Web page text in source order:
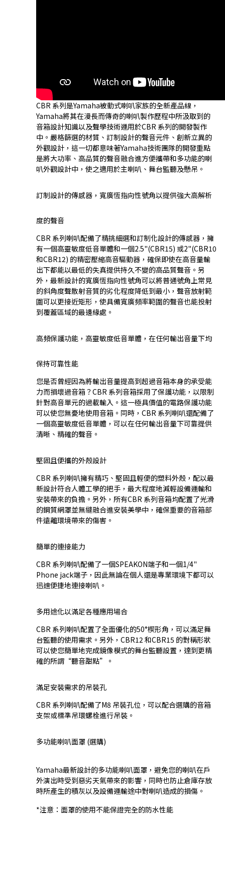
CBR 系列是Yamaha被動式喇叭家族的全新產品線，
Yamaha將其在漫長而傳奇的喇叭製作歷程中所汲取到的
音箱設計知識以及聲學技術運用於CBR 系列的開發製作
中。嚴格篩選的材質、訂制設計的聲音元件、創新立異的
外觀設計，這一切都意味著Yamaha技術團隊的開發重點
是將大功率、高品質的聲音融合進方便攜帶和多功能的喇
叭外觀設計中，使之適用於主喇叭、舞台監聽及懸吊。
訂制設計的傳感器，寬廣恆指向性號角以提供強大高解析
度的聲音
CBR 系列喇叭配備了精挑細選和訂制化設計的傳感器，擁
有一個高靈敏度低音單體和一個2.5"(CBR15) 或2"(CBR10
和CBR12) 的精密壓縮高音驅動器，確保即使在高音量輸
出下都能以最低的失真提供持久不變的高品質聲音。另
外，最新設計的寬廣恆指向性號角可以將普通號角上常見
的斜角度聲散射音質的劣化程度降低到最小，聲音放射範
圍可以更接近矩形，使具備寬廣頻率範圍的聲音也能投射
到覆蓋區域的最邊緣處。
高頻保護功能，高靈敏度低音單體，在任何輸出音量下均
保持可靠性能
您是否曾經因為將輸出音量提高到超過音箱本身的承受能
力而損壞過音箱？CBR 系列音箱採用了保護功能，以限制
針對高音單元的過載輸入。這一極具價值的電路保護功能
可以使您無憂地使用音箱。同時，CBR 系列喇叭還配備了
一個高靈敏度低音單體，可以在任何輸出音量下可靠提供
清晰、精確的聲音。
堅固且便攜的外殼設計
CBR 系列喇叭擁有精巧、堅固且輕便的塑料外殼，配以最
新設計符合人體工學的把手，最大程度地減輕設備運輸和
安裝帶來的負擔。另外，所有CBR 系列音箱均配置了光滑
的鋼質網罩並無縫融合進安裝美學中，確保重要的音箱部
件遠離環境帶來的傷害。
簡單的連接能力
CBR 系列喇叭配備了一個SPEAKON端子和一個1/4"
Phone jack端子，因此無論在個人還是專業環境下都可以
迅速便捷地連接喇叭。
多用途化以滿足各種應用場合
CBR 系列喇叭配置了全面優化的50°楔形角，可以滿足舞
台監聽的使用需求。另外，CBR12 和CBR15 的對稱形狀
可以使您簡單地完成鏡像模式的舞台監聽設置，達到更精
確的所謂“聽音甜點”。
滿足安裝需求的吊裝孔
CBR 系列喇叭配備了M8 吊裝孔位，可以配合選購的音箱
支架或標準吊環螺栓進行吊裝。
多功能喇叭面罩 (選購)
Yamaha最新設計的多功能喇叭面罩，避免您的喇叭在戶
外演出時受到惡劣天氣帶來的影響，同時也防止倉庫存放
時所產生的積灰以及設備運輸途中對喇叭造成的損傷。
*注意：面罩的使用不能保證完全的防水性能